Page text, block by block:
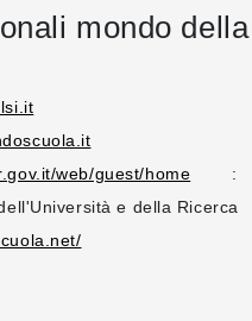
mondo
web/guest/home :
e della Ricerca